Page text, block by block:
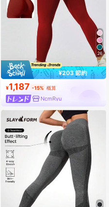
26
¥203 節約
¥1,187 -15% 概算
NcmRyu